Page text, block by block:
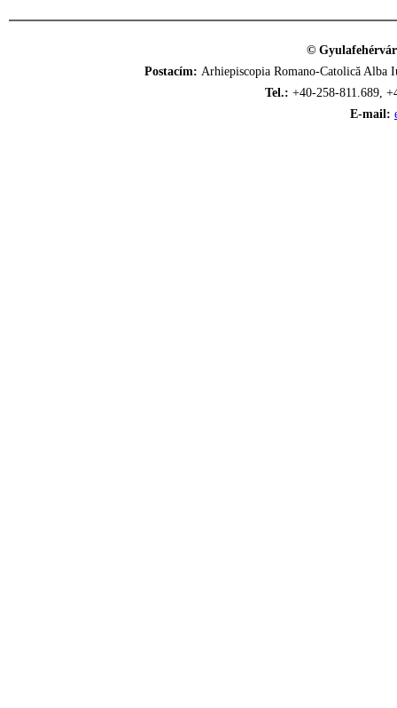
©
Postacím: Arhiepiscopia Romano-Catolică
Tel.: +40-258-811.689,
E-mail: